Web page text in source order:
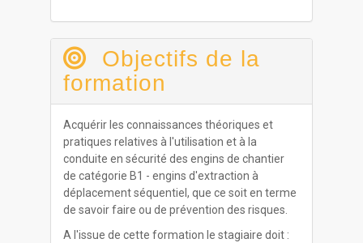
Objectifs de la
formation
Acquérir les connaissances théoriques et
pratiques relatives à l'utilisation et à la
conduite en sécurité des engins de chantier
de catégorie B1 - engins d'extraction à
déplacement séquentiel, que ce soit en terme
de savoir faire ou de prévention des risques.
A l'issue de cette formation le stagiaire doit :